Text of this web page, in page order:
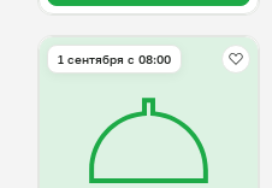
1 сентября с 08:00